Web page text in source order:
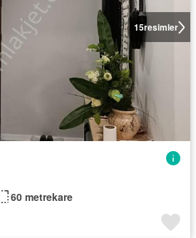
15resimler
60 metrekare